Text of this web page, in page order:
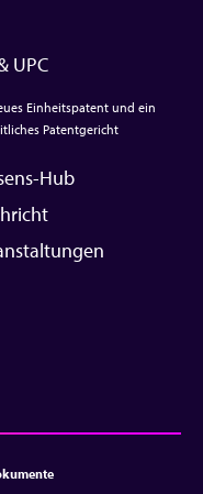
UPC
Einheitspatent und ein
Patentgericht
Hub